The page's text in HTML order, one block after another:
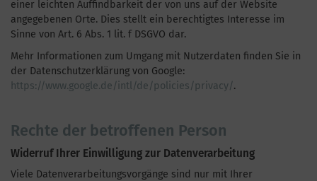
einer leichten Auffindbarkeit der von uns auf der Website
angegebenen Orte. Dies stellt ein berechtigtes Interesse im
Sinne von Art. 6 Abs. 1 lit. f DSGVO dar.
Mehr Informationen zum Umgang mit Nutzerdaten finden Sie in
der Datenschutzerklärung von Google:
https://www.google.de/intl/de/policies/privacy/.
Rechte der betroffenen Person
Widerruf Ihrer Einwilligung zur Datenverarbeitung
Viele Datenverarbeitungsvorgänge sind nur mit Ihrer